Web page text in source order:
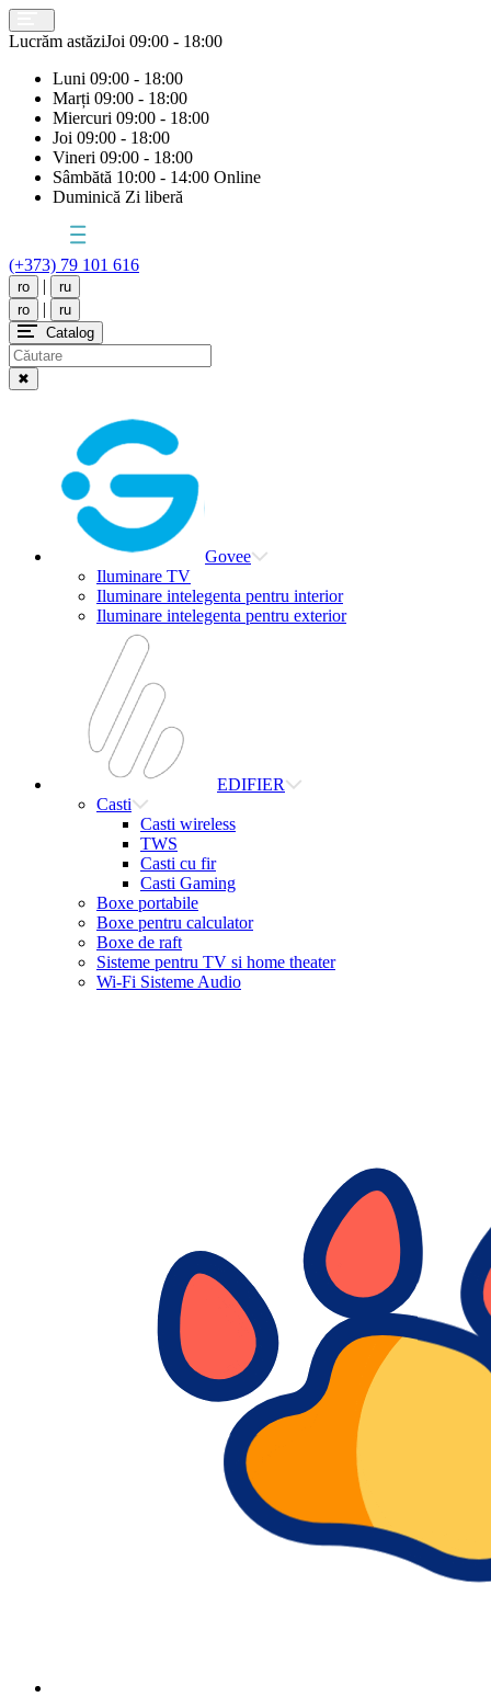
Lucrăm astăziJoi 09:00 - 18:00
Luni 09:00 - 18:00
Marți 09:00 - 18:00
Miercuri 09:00 - 18:00
Joi 09:00 - 18:00
Vineri 09:00 - 18:00
Sâmbătă 10:00 - 14:00 Online
Duminică Zi liberă
(+373) 79 101 616
ro |
ru
ro
|
ru
Catalog
✖
Govee
Iluminare TV
Iluminare intelegenta pentru interior
Iluminare intelegenta pentru exterior
EDIFIER
Casti
Casti wireless
TWS
Casti cu fir
Casti Gaming
Boxe portabile
Boxe pentru calculator
Boxe de raft
Sisteme pentru TV si home theater
Wi-Fi Sisteme Audio